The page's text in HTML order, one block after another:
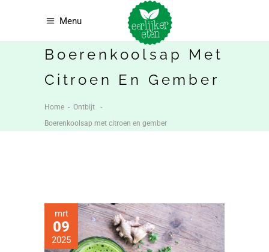
Menu
Boerenkoolsap Met
Citroen En Gember
Home - Ontbijt
-
Boerenkoolsap met citroen en gember
mrt
09
2025